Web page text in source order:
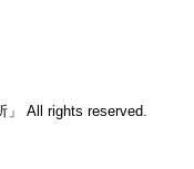
All rights reserved.